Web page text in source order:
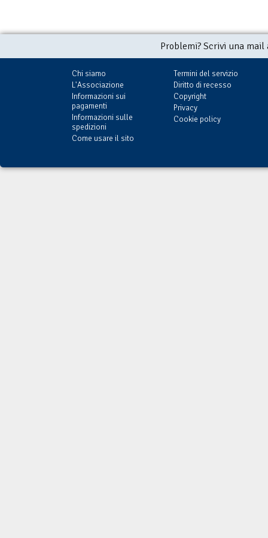
Problemi? Scrivi una
Chi siamo
L'Associazione
Informazioni sui
pagamenti
Informazioni sulle
spedizioni
Come usare il sito
Termini del servizio
Diritto di recesso
Copyright
Privacy
Cookie policy